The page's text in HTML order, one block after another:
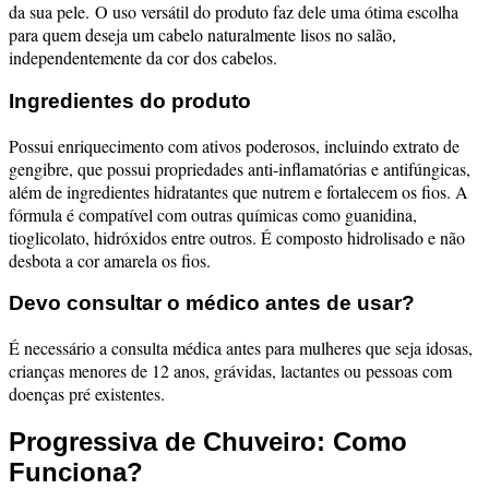
da sua pele. O uso versátil do produto faz dele uma ótima escolha
para quem deseja um cabelo naturalmente lisos no salão,
independentemente da cor dos cabelos.
Ingredientes do produto
Possui enriquecimento com ativos poderosos, incluindo extrato de
gengibre, que possui propriedades anti-inflamatórias e antifúngicas,
além de ingredientes hidratantes que nutrem e fortalecem os fios. A
fórmula é compatível com outras químicas como guanidina,
tioglicolato, hidróxidos entre outros. É composto hidrolisado e não
desbota a cor amarela os fios.
Devo consultar o médico antes de usar?
É necessário a consulta médica antes para mulheres que seja idosas,
crianças menores de 12 anos, grávidas, lactantes ou pessoas com
doenças pré existentes.
Progressiva de Chuveiro: Como
Funciona?